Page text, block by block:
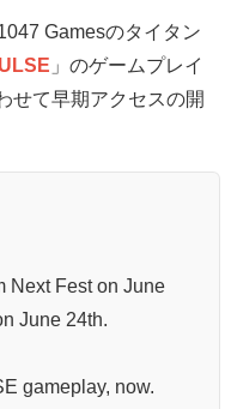
Gamesのタイタン
」のゲームプレイ
せて早期アクセスの開
Next Fest on June
June 24th.
gameplay, now.